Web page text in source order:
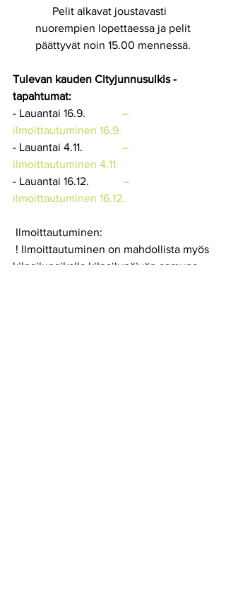
nuorempien lopettaessa ja pelit
päättyvät noin 15.00 mennessä.
Tulevan kauden Cityjunnusulkis -
tapahtumat:
- Lauantai 16.9. –
ilmoittautuminen 16.9.
- Lauantai 4.11. –
ilmoittautuminen 4.11.
- Lauantai 16.12. –
ilmoittautuminen 16.12.
Ilmoittautuminen:
kilpailupaikalla kilpailupäivän aamuna.